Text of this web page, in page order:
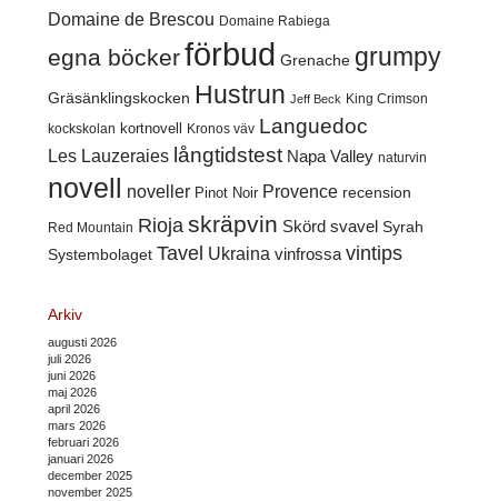
Domaine de Brescou Domaine Rabiega
egna böckerförbud Grenache grumpy
Gräsänklingskocken Hustrun Jeff Beck King Crimson
kockskolan kortnovell Kronos väv Languedoc
Les Lauzeraies långtidstest Napa Valley naturvin
novell noveller Pinot Noir Provence recension
Red Mountain Rioja skräpvin Skörd svavel Syrah
Systembolaget Tavel Ukraina vinfrossa vintips
Arkiv
augusti 2026
juli 2026
juni 2026
maj 2026
april 2026
mars 2026
februari 2026
januari 2026
december 2025
november 2025